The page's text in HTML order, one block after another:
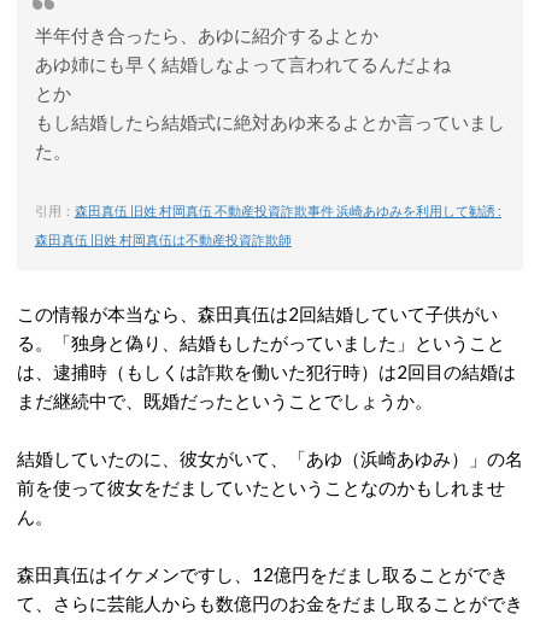
半年付き合ったら、あゆに紹介するよとか
あゆ姉にも早く結婚しなよって言われてるんだよね
とか
もし結婚したら結婚式に絶対あゆ来るよとか言っていまし
た。
引用： 森田真伍 旧姓 村岡真伍 不動産投資詐欺事件 浜崎あゆみを利用して勧誘 :
森田真伍 旧姓 村岡真伍は不動産投資詐欺師
この情報が本当なら、森田真伍は2回結婚していて子供がい
る。「独身と偽り、結婚もしたがっていました」ということ
は、逮捕時（もしくは詐欺を働いた犯行時）は2回目の結婚は
まだ継続中で、既婚だったということでしょうか。
結婚していたのに、彼女がいて、「あゆ（浜崎あゆみ）」の名
前を使って彼女をだましていたということなのかもしれませ
ん。
森田真伍はイケメンですし、12億円をだまし取ることができ
て、さらに芸能人からも数億円のお金をだまし取ることができ